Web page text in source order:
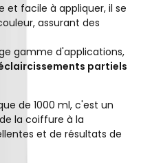
et facile à appliquer, il se
assurant des
gamme d'applications,
partiels
de 1000 ml, c'est un
la coiffure à la
et de résultats de